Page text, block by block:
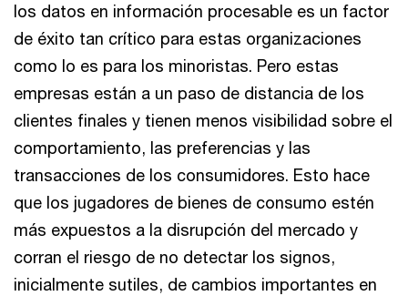
los datos en información procesable es un factor
de éxito tan crítico para estas organizaciones
como lo es para los minoristas. Pero estas
empresas están a un paso de distancia de los
clientes finales y tienen menos visibilidad sobre el
comportamiento, las preferencias y las
transacciones de los consumidores. Esto hace
que los jugadores de bienes de consumo estén
más expuestos a la disrupción del mercado y
corran el riesgo de no detectar los signos,
inicialmente sutiles, de cambios importantes en